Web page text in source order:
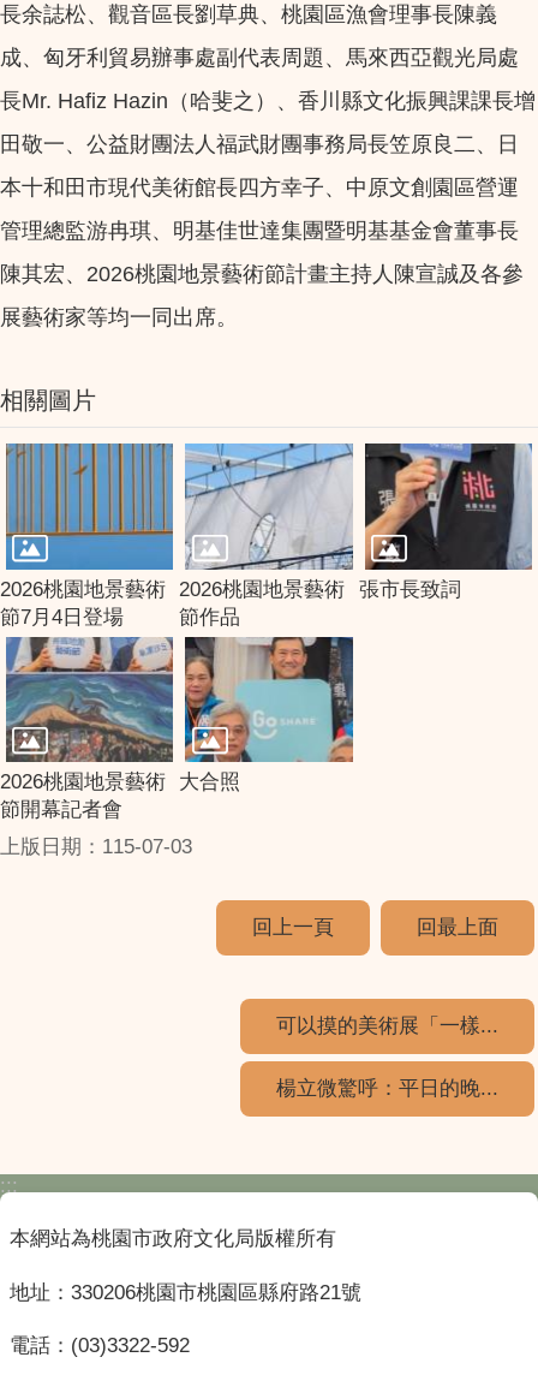
長余誌松、觀音區長劉草典、桃園區漁會理事長陳義
成、匈牙利貿易辦事處副代表周題、馬來西亞觀光局處
長Mr. Hafiz Hazin（哈斐之）、香川縣文化振興課課長增
田敬一、公益財團法人福武財團事務局長笠原良二、日
本十和田市現代美術館長四方幸子、中原文創園區營運
管理總監游冉琪、明基佳世達集團暨明基基金會董事長
陳其宏、2026桃園地景藝術節計畫主持人陳宣誠及各參
展藝術家等均一同出席。
相關圖片
2026桃園地景藝術
節7月4日登場
2026桃園地景藝術
節作品
張市長致詞
2026桃園地景藝術
節開幕記者會
大合照
上版日期：115-07-03
回上一頁 回最上面
可以摸的美術展「一樣...
楊立微驚呼：平日的晚...
:::
本網站為桃園市政府文化局版權所有
地址：330206桃園市桃園區縣府路21號
電話：(03)3322-592